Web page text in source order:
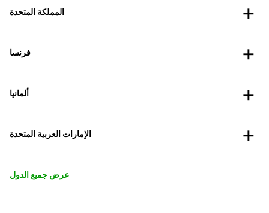
المملكة المتحدة
فرنسا
ألمانيا
الإمارات العربية المتحدة
عرض جميع الدول